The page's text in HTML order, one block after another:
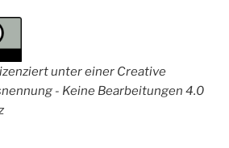
unter einer Creative
- Keine Bearbeitungen 4.0